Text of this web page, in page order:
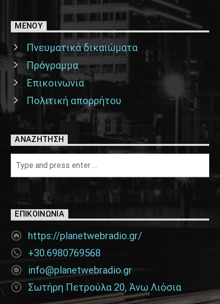
ΜΕΝΟΥ
Πνευματικά δικαιώματα
Πρόγραμμα
Επικοινωνία
Πολιτική απορρήτου
ΑΝΑΖΉΤΗΣΗ
ΕΠΙΚΟΙΝΩΝΊΑ
https://planetwebradio.gr/
+30.6980769568
info@planetwebradio.gr
Σωτήρη Πετρούλα 20, Άνω Λιόσια